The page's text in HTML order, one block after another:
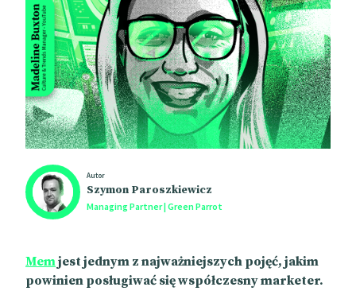
Autor
Szymon Paroszkiewicz
Managing Partner | Green Parrot
Memjest jednym z najważniejszych pojęć, jakim
powinien posługiwać się współczesny marketer.